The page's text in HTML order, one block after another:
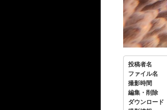
投稿者名
ファイル名
撮影時間
編集・削除
ダウンロード